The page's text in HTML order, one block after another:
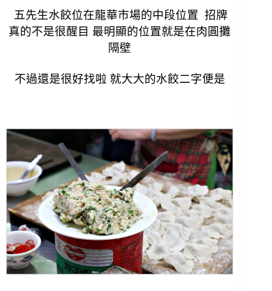
五先生水餃位在龍華市場的中段位置 招牌
真的不是很醒目 最明顯的位置就是在肉圓攤
隔壁
不過還是很好找啦 就大大的水餃二字便是